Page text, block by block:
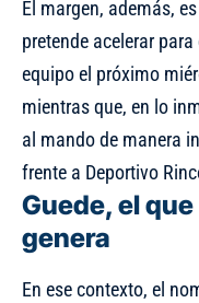
El margen, además,
pretende acelerar
equipo el próximo
mientras que, en lo
al mando de manera
frente a Deportivo
Guede, el
genera
En ese contexto, el